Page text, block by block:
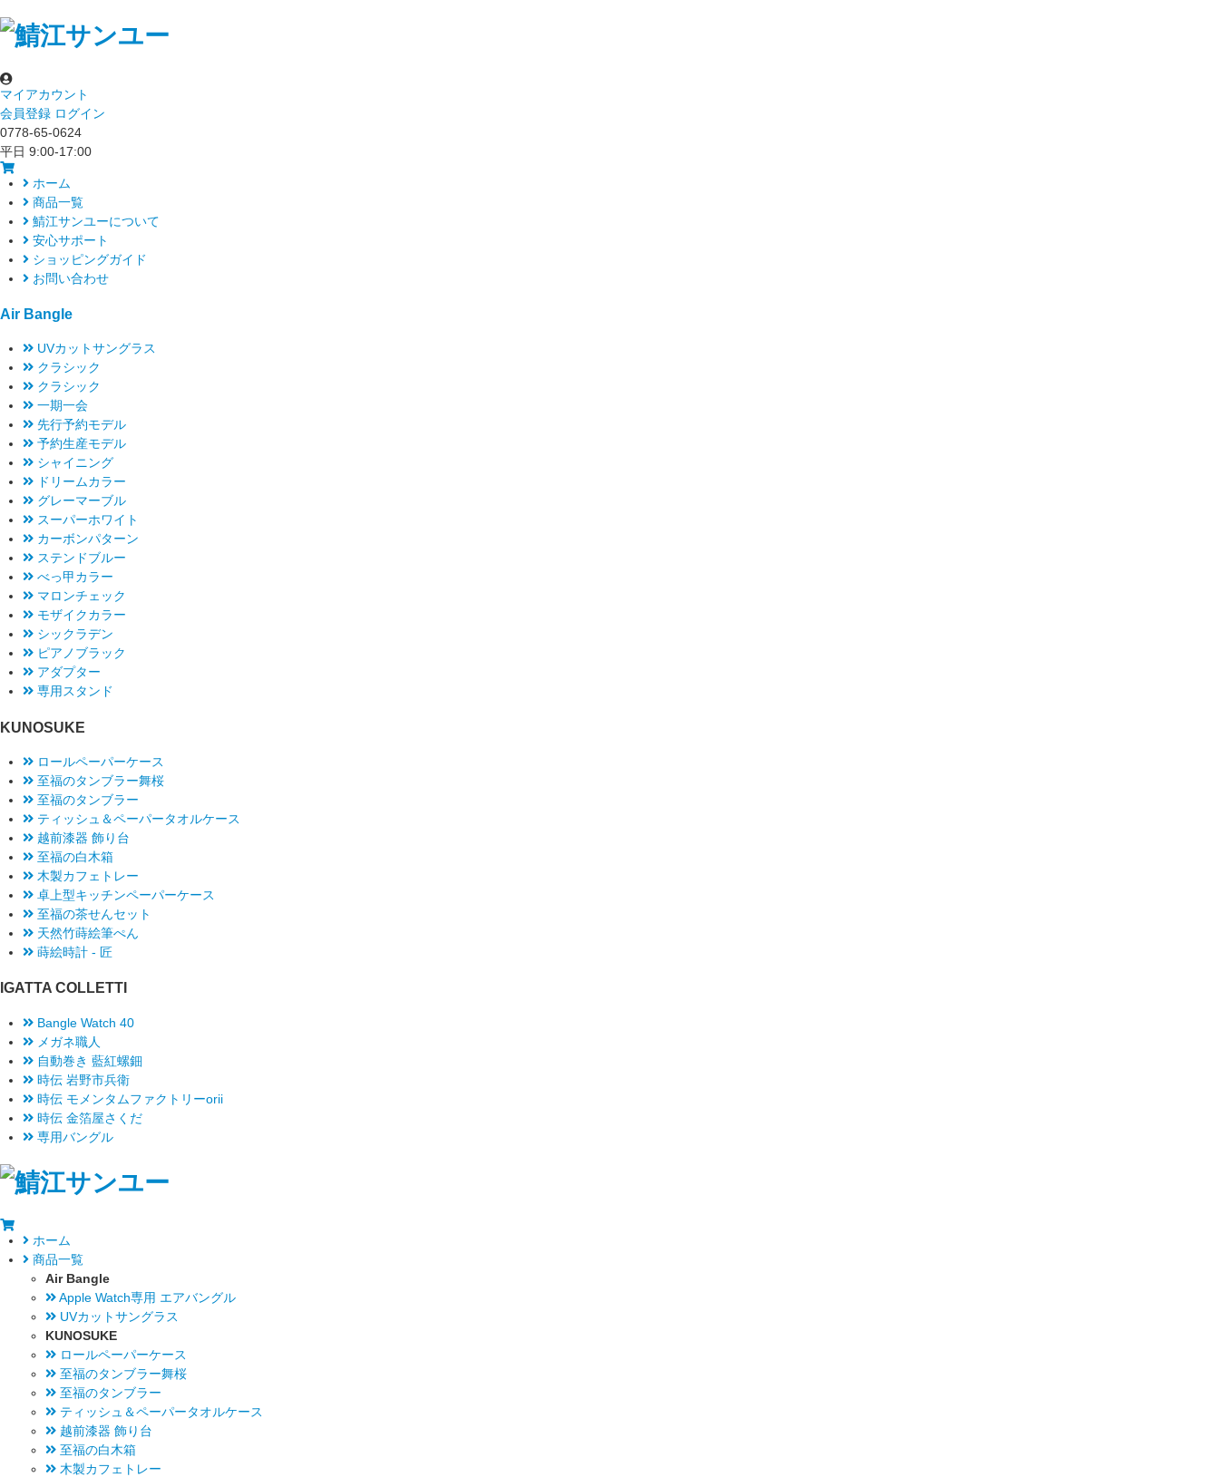
マイアカウント
会員登録 ログイン
0778-65-0624
平日 9:00-17:00
ホーム
商品一覧
鯖江サンユーについて
安心サポート
ショッピングガイド
お問い合わせ
Air Bangle
UVカットサングラス
クラシック
クラシック
一期一会
先行予約モデル
予約生産モデル
シャイニング
ドリームカラー
グレーマーブル
スーパーホワイト
カーボンパターン
ステンドブルー
べっ甲カラー
マロンチェック
モザイクカラー
シックラデン
ピアノブラック
アダプター
専用スタンド
KUNOSUKE
ロールペーパーケース
至福のタンブラー舞桜
至福のタンブラー
ティッシュ＆ペーパータオルケース
越前漆器 飾り台
至福の白木箱
木製カフェトレー
卓上型キッチンペーパーケース
至福の茶せんセット
天然竹蒔絵筆ぺん
蒔絵時計 - 匠
IGATTA COLLETTI
Bangle Watch 40
メガネ職人
自動巻き 藍紅螺鈿
時伝 岩野市兵衛
時伝 モメンタムファクトリーorii
時伝 金箔屋さくだ
専用バングル
ホーム
商品一覧
Air Bangle
Apple Watch専用 エアバングル
UVカットサングラス
KUNOSUKE
ロールペーパーケース
至福のタンブラー舞桜
至福のタンブラー
ティッシュ＆ペーパータオルケース
越前漆器 飾り台
至福の白木箱
木製カフェトレー